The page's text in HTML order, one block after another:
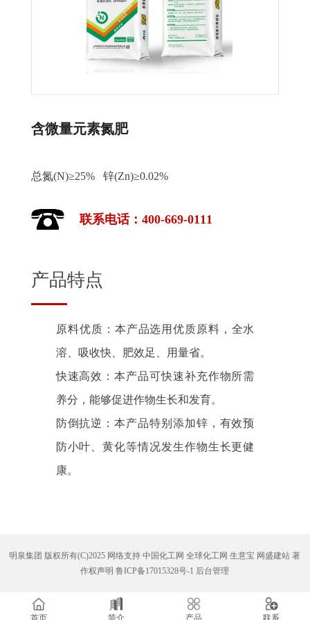
含微量元素氮肥
总氮(N)≥25% 锌(Zn)≥0.02%
联系电话：400-669-0111
产品特点
​原料优质：本产品选用优质原料，全水
溶、吸收快、肥效足、用量省。
快速高效：本产品可快速补充作物所需
养分，能够促进作物生长和发育。
防倒抗逆：本产品特别添加锌，有效预
防小叶、黄化等情况发生作物生长更健
康。
明泉集团 版权所有(C)2025 网络支持中国化工网 全球化工网 生意宝 网盛建站 著
作权声明 鲁ICP备17015328号-1 后台管理
首页 简介 产品 联系